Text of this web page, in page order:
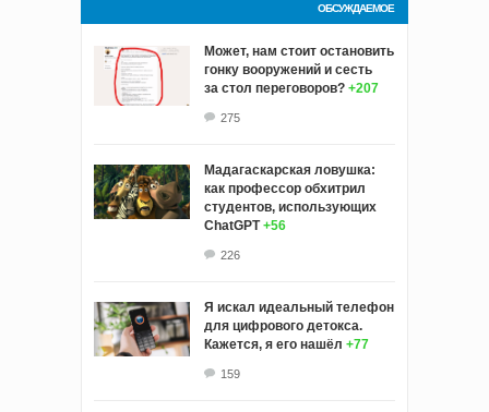
ОБСУЖДАЕМОЕ
Может, нам стоит остановить
гонку вооружений и сесть
за стол переговоров? +207
275
Мадагаскарская ловушка:
как профессор обхитрил
студентов, использующих
ChatGPT +56
226
Я искал идеальный телефон
для цифрового детокса.
Кажется, я его нашёл +77
159